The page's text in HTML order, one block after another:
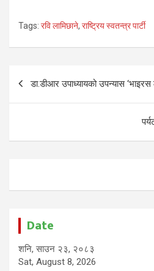
Tags: रवि लामिछाने, राष्ट्रिय स्वतन्त्र पार्टी
Post
navigation
डा.डीआर उपाध्यायको उपन्यास
Date
शनि, साउन २३, २०८३
Sat, August 8, 2026